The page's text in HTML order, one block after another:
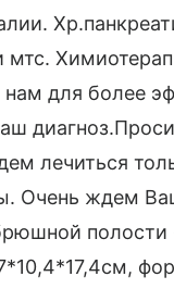
для более
лечиться
Очень ждем